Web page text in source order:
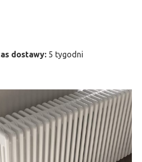
dostawy: 5 tygodni